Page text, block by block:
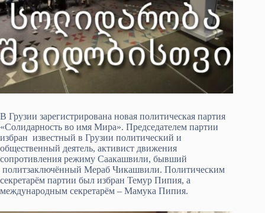
В Грузии зарегистрирована новая политическая партия
«Солидарность во имя Мира». Председателем партии
избран известный в Грузии политический и
общественный деятель, активист движения
сопротивления режиму Саакашвили, бывший
политзаключённый Мераб Чикашвили. Политическим
секретарём партии был избран Темур Пипия, а
международным секретарём – Мамука Пипия.